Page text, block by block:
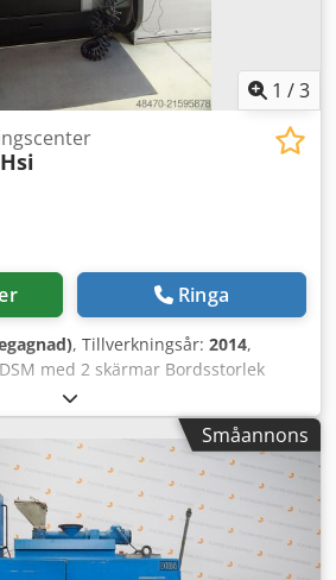
1 /3
Ringa
, Tillverkningsår: 2014,
med 2 skärmar Bordsstorlek
1000 kg X-rörelse 760
Z-rörelse 610 mm Drivkraft 13 kW
000 varv/min ATC-magasin, 40
Snabbförflyttning X/Y/Z = 35 / 35 / 30
3–15 200 mm/min Vikt 4900 kg
x 2650 x 2700 mm Crjdpfeyxb Dhox
- Programvarualternativ: 3D,
Motion, importering av 3D-modeller,
Småannons